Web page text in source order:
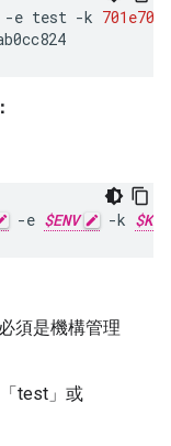
-e test -k 701e70
-e $ENV -k $KEY
須是機構管理
test」或